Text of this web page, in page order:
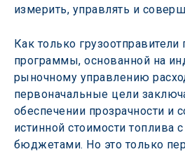
измерить, управлять и
Как только грузоотправители
программы, основанной на
рыночному управлению
первоначальные цели
обеспечении прозрачности и
истинной стоимости топлива
бюджетами. Но это только